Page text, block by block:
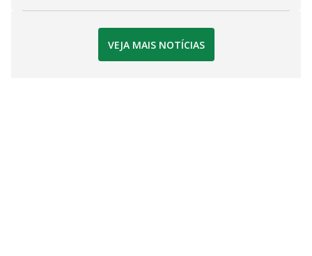
VEJA MAIS NOTÍCIAS